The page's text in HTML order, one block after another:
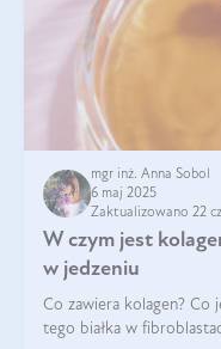
mgr inż. Anna Sobol
6 maj 2025
Zaktualizowano 22
W czym jest
w jedzeniu
Co zawiera kolagen? Co
tego białka w